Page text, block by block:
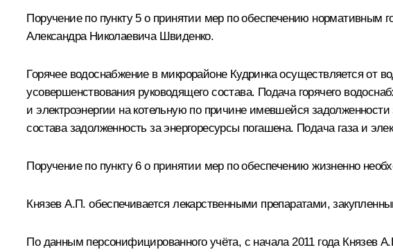
Поручение по пункту 5 о принятии мер по обеспечению
Александра Николаевича Швиденко.
Горячее водоснабжение в микрорайоне Кудринка осуществляется от
усовершенствования руководящего состава. Подача горячего
и электроэнергии на котельную по причине имевшейся
состава задолженность за энергоресурсы погашена. Подача газа и
Поручение по пункту 6 о принятии мер по обеспечению жизненно
Князев А.П. обеспечивается лекарственными препаратами,
По данным персонифицированного учёта, с начала 2011 года Князев